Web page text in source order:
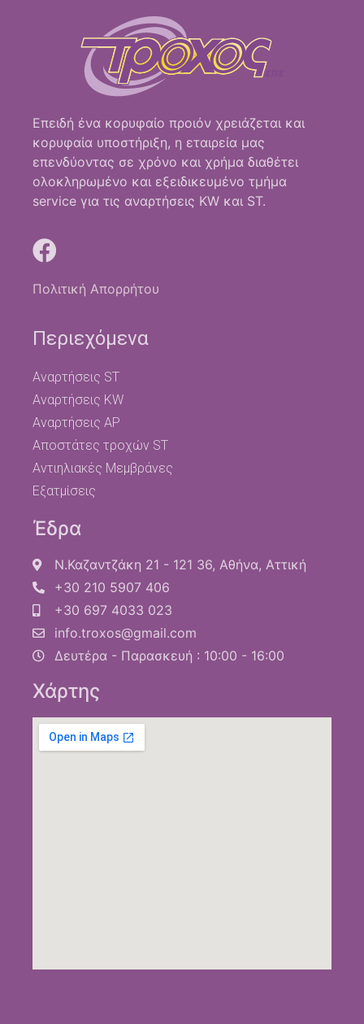
Επειδή ένα κορυφαίο προιόν χρειάζεται και
κορυφαία υποστήριξη, η εταιρεία μας
επενδύοντας σε χρόνο και χρήμα διαθέτει
ολοκληρωμένο και εξειδικευμένο τμήμα
service για τις αναρτήσεις KW και ST.
Πολιτική Απορρήτου
Περιεχόμενα
Αναρτήσεις ST
Αναρτήσεις KW
Αναρτήσεις AP
Αποστάτες τροχών ST
Αντιηλιακές Μεμβράνες
Εξατμίσεις
Έδρα
Ν.Καζαντζάκη 21 - 121 36, Αθήνα, Αττική
+30 210 5907 406
+30 697 4033 023
info.troxos@gmail.com
Δευτέρα - Παρασκευή : 10:00 - 16:00
Χάρτης